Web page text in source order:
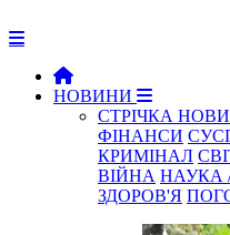
НОВИНИ
СТРІЧКА
ФІНАНСИ
КРИМІНАЛ
ВІЙНА НАУКА
ЗДОРОВ'Я